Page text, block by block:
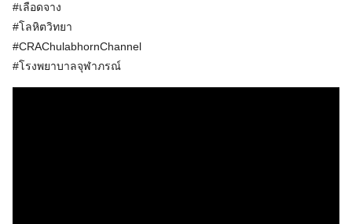
#เลือดจาง
#โลหิตวิทยา
#CRAChulabhornChannel
#โรงพยาบาลจุฬาภรณ์